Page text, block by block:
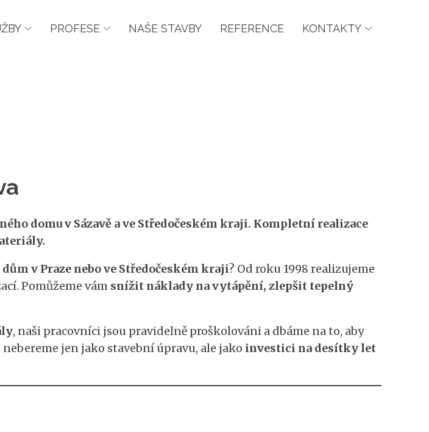
PROFESE NAŠE STAVBY REFERENCE KONTAKTY
domu v Sázavě a ve Středočeském kraji. Kompletní realizace
v Praze nebo ve Středočeském kraji? Od roku 1998 realizujeme
Pomůžeme vám snížit náklady na vytápění, zlepšit tepelný
, naši pracovníci jsou pravidelně proškolováni a dbáme na to, aby
jen jako stavební úpravu, ale jako investici na desítky let